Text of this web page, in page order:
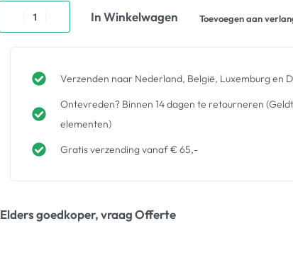
In Winkelwagen Toevoegen aan
Verzenden naar Nederland, België, Luxemburg en
Ontevreden? Binnen 14 dagen te retourneren
elementen)
Gratis verzending vanaf € 65,-
Elders goedkoper, vraag Offerte